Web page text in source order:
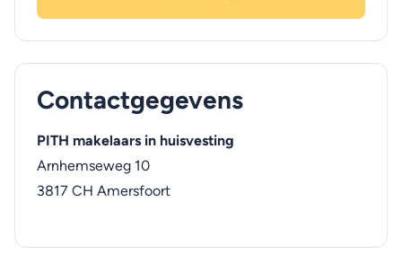
Contactgegevens
PITH makelaars in huisvesting
Arnhemseweg 10
3817 CH Amersfoort